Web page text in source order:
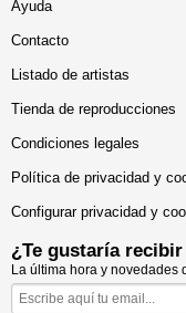
Ayuda
Contacto
Listado de artistas
Tienda de reproducciones
Condiciones legales
Política de privacidad y
Configurar privacidad y
¿Te gustaría
La última hora y novedades